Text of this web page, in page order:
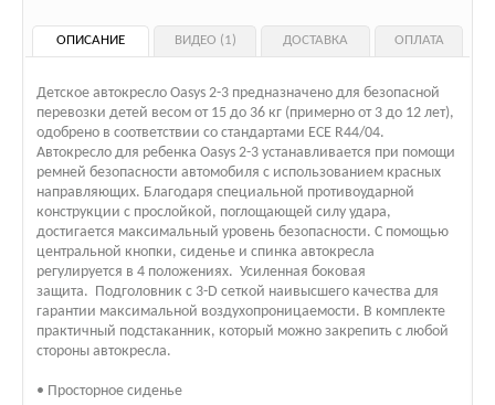
ОПИСАНИЕ ВИДЕО (1) ДОСТАВКА ОПЛАТА
Детское автокресло Oasys 2-3 предназначено для безопасной
перевозки детей весом от 15 до 36 кг (примерно от 3 до 12 лет),
одобрено в соответствии со стандартами ECE R44/04.
Автокресло для ребенка Oasys 2-3 устанавливается при помощи
ремней безопасности автомобиля с использованием красных
направляющих. Благодаря специальной противоударной
конструкции с прослойкой, поглощающей силу удара,
достигается максимальный уровень безопасности. С помощью
центральной кнопки, сиденье и спинка автокресла
регулируется в 4 положениях. Усиленная боковая
защита. Подголовник с 3-D сеткой наивысшего качества для
гарантии максимальной воздухопроницаемости. В комплекте
практичный подстаканник, который можно закрепить с любой
стороны автокресла.
• Просторное сиденье